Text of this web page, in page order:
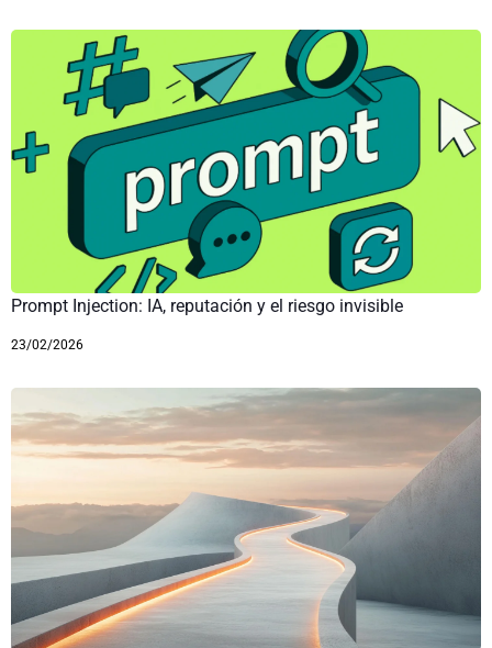
Prompt Injection: IA, reputación y el riesgo invisible
23/02/2026